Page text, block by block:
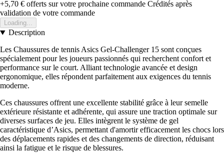
+5,70 € offerts sur votre prochaine commande Crédités après
validation de votre commande
Loading...
Description
Les Chaussures de tennis Asics Gel-Challenger 15 sont conçues
spécialement pour les joueurs passionnés qui recherchent confort et
performance sur le court. Alliant technologie avancée et design
ergonomique, elles répondent parfaitement aux exigences du tennis
moderne.
Ces chaussures offrent une excellente stabilité grâce à leur semelle
extérieure résistante et adhérente, qui assure une traction optimale sur
diverses surfaces de jeu. Elles intègrent le système de gel
caractéristique d’Asics, permettant d'amortir efficacement les chocs lors
des déplacements rapides et des changements de direction, réduisant
ainsi la fatigue et le risque de blessures.